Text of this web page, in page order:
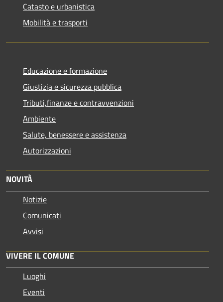
Catasto e urbanistica
Mobilità e trasporti
Educazione e formazione
Giustizia e sicurezza pubblica
Tributi,finanze e contravvenzioni
Ambiente
Salute, benessere e assistenza
Autorizzazioni
NOVITÀ
Notizie
Comunicati
Avvisi
VIVERE IL COMUNE
Luoghi
Eventi